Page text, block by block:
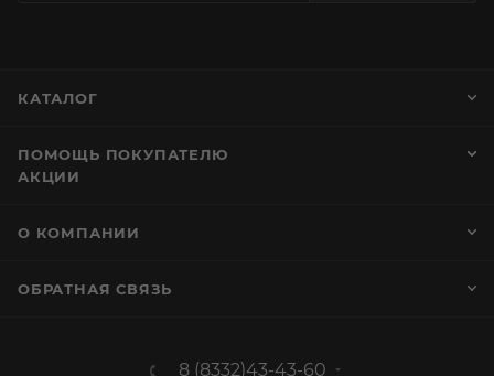
КАТАЛОГ
ПОМОЩЬ ПОКУПАТЕЛЮ
АКЦИИ
О КОМПАНИИ
ОБРАТНАЯ СВЯЗЬ
8 (8332)43-43-60